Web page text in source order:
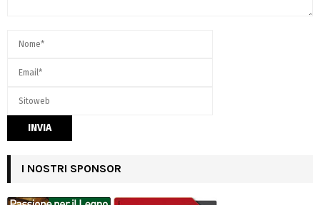
I NOSTRI SPONSOR